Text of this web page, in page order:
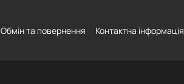
Обмін та повернення Контактна інформація